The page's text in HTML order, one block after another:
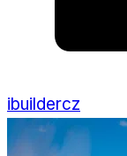
ibuildercz